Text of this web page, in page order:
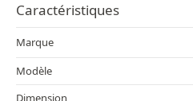
Caractéristiques
Marque
Modèle
Dimension